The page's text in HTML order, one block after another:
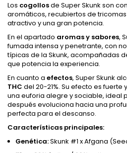
Los cogollosde Super Skunk son
aromáticos, recubiertos de
atractivo y una gran potencia.
En el apartado aromas y sabores,
fumada intensa y penetrante, con
típicas de la Skunk, acompañadas
que potencia la experiencia.
En cuanto a efectos, Super Skunk
THC del 20-21%. Su efecto es
una euforia alegre y sociable, ideal
después evoluciona hacia una
perfecta para el descanso.
Características principales:
Genética:Skunk #1 x Afgana